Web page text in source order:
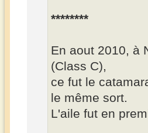
********
En aout 2010, à
(Class C),
ce fut le
le même sort.
L'aile fut en